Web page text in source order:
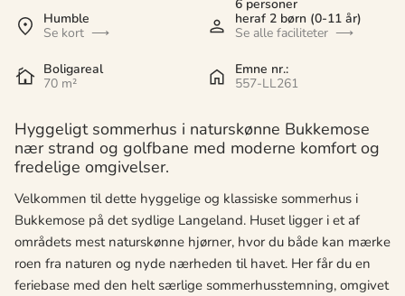
Humble
Se kort
6 personer
heraf 2 børn (0-11 år)
Se alle faciliteter
Boligareal
70 m²
Emne nr.:
557-LL261
Hyggeligt sommerhus i naturskønne Bukkemose
nær strand og golfbane med moderne komfort og
fredelige omgivelser.
Velkommen til dette hyggelige og klassiske sommerhus i
Bukkemose på det sydlige Langeland. Huset ligger i et af
områdets mest naturskønne hjørner, hvor du både kan mærke
roen fra naturen og nyde nærheden til havet. Her får du en
feriebase med den helt særlige sommerhusstemning, omgivet